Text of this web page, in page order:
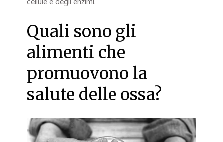
Quali sono gli
alimenti che
promuovono la
salute delle ossa?